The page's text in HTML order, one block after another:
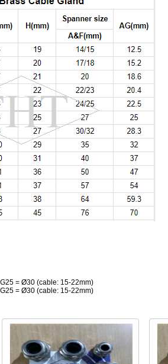
= Ø30 (cable: 15-22mm)
= Ø30 (cable: 15-22mm)